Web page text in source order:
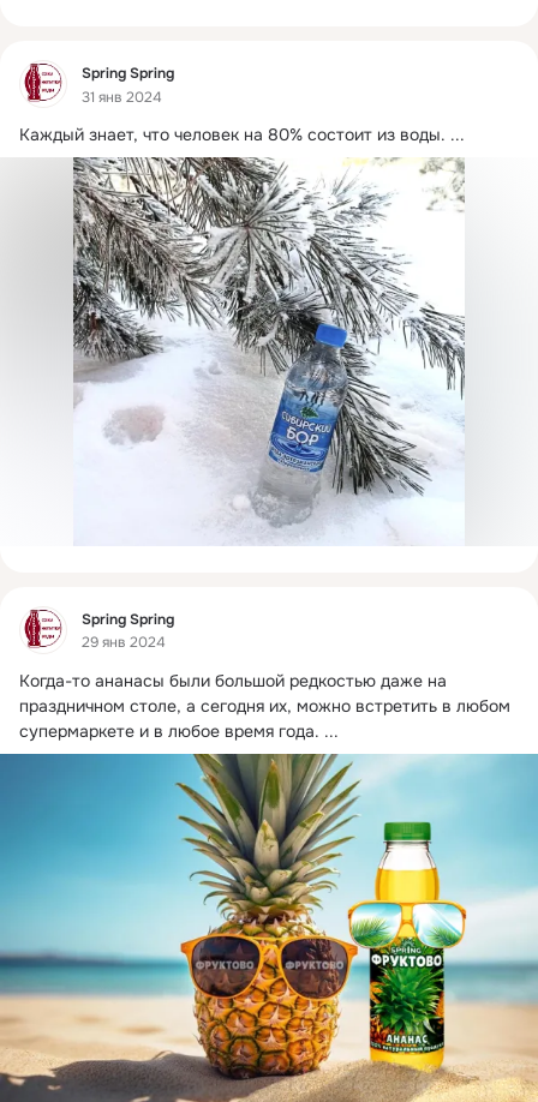
Фид
Spring Spring
31 янв 2024
Каждый знает, что человек на 80% состоит из воды. ...
Фид
Spring Spring
29 янв 2024
Когда-то ананасы были большой редкостью даже на
праздничном столе, а сегодня их, можно встретить в любом
супермаркете и в любое время года. ...